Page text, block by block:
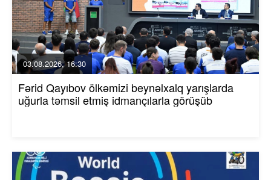
03.08.2026, 16:30
Fərid Qayıbov ölkəmizi beynəlxalq yarışlarda
uğurla təmsil etmiş idmançılarla görüşüb